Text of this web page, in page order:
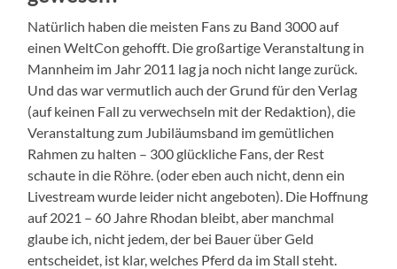
Natürlich haben die meisten Fans zu Band 3000 auf
einen WeltCon gehofft. Die großartige Veranstaltung in
Mannheim im Jahr 2011 lag ja noch nicht lange zurück.
Und das war vermutlich auch der Grund für den Verlag
(auf keinen Fall zu verwechseln mit der Redaktion), die
Veranstaltung zum Jubiläumsband im gemütlichen
Rahmen zu halten – 300 glückliche Fans, der Rest
schaute in die Röhre. (oder eben auch nicht, denn ein
Livestream wurde leider nicht angeboten). Die Hoffnung
auf 2021 – 60 Jahre Rhodan bleibt, aber manchmal
glaube ich, nicht jedem, der bei Bauer über Geld
entscheidet, ist klar, welches Pferd da im Stall steht.